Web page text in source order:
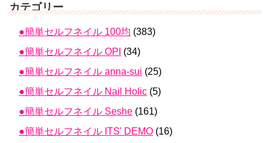
カテゴリー
●簡単セルフネイル 100均 (383)
●簡単セルフネイル OPI (34)
●簡単セルフネイル anna-sui (25)
●簡単セルフネイル Nail Holic (5)
●簡単セルフネイル Seshe (161)
●簡単セルフネイル ITS' DEMO (16)